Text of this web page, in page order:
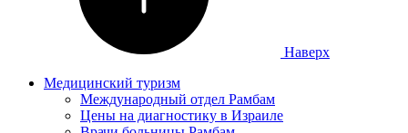
Наверх
Медицинский туризм
Международный отдел Рамбам
Цены на диагностику в Израиле